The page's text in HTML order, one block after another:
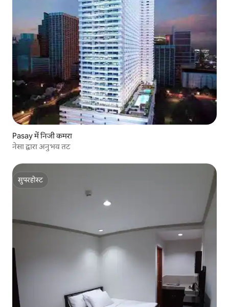
Pasay में निजी कमरा
नेसा द्वारा अनुभव तट
सुपरहोस्ट
सुपरहोस्ट